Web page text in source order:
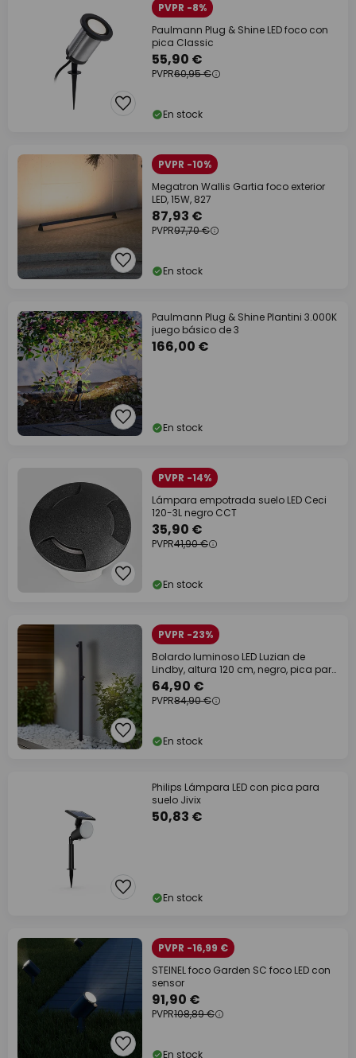
PVPR -8%
Paulmann Plug & Shine LED foco con
pica Classic
55,90 €
PVPR60,95 €
En stock
PVPR -10%
Megatron Wallis Gartia foco exterior
LED, 15W, 827
87,93 €
PVPR97,70 €
En stock
Paulmann Plug & Shine Plantini 3.000K
juego básico de 3
166,00 €
En stock
PVPR -14%
Lámpara empotrada suelo LED Ceci
120-3L negro CCT
35,90 €
PVPR41,90 €
En stock
PVPR -23%
Bolardo luminoso LED Luzian de
Lindby, altura 120 cm, negro, pica para
fijar en
64,90 €
PVPR84,90 €
En stock
Philips Lámpara LED con pica para
suelo Jivix
50,83 €
En stock
PVPR -16,99 €
STEINEL foco Garden SC foco LED con
sensor
91,90 €
PVPR108,89 €
En stock